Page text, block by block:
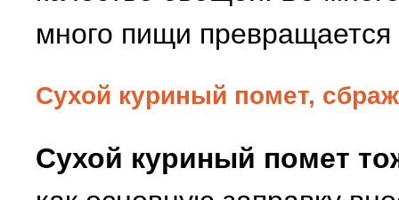
много пищи превращается
Сухой куриный помет,
Сухой куриный помет